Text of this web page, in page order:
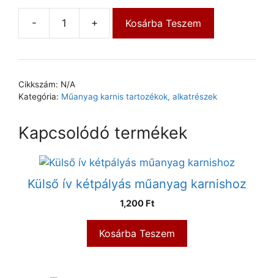
- + Kosárba Teszem
Cikkszám: N/A
Kategória: Műanyag karnis tartozékok, alkatrészek
Kapcsolódó termékek
Külső ív kétpályás műanyag karnishoz
1,200 Ft
Kosárba Teszem